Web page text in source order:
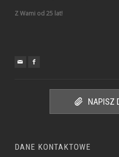
Z Wami od 25 lat!
NAPISZ
DANE KONTAKTOWE